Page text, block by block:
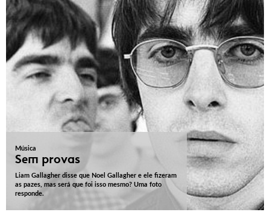
Música
Sem provas
Liam Gallagher disse que Noel Gallagher e ele fizeram
as pazes, mas será que foi isso mesmo? Uma foto
responde.